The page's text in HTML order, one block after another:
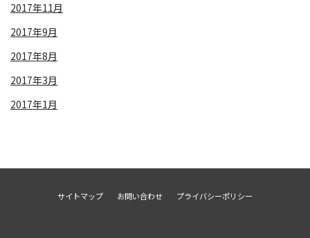
2017年11月
2017年9月
2017年8月
2017年3月
2017年1月
サイトマップ お問い合わせ プライバシーポリシー